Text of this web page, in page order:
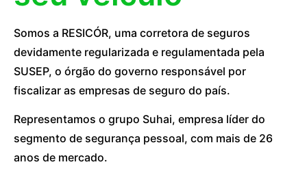
Somos a RESICÓR, uma corretora de seguros
devidamente regularizada e regulamentada pela
SUSEP, o órgão do governo responsável por
fiscalizar as empresas de seguro do país.
Representamos o grupo Suhai, empresa líder do
segmento de segurança pessoal, com mais de 26
anos de mercado.